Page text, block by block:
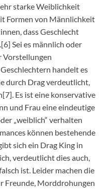
starke Weiblichkeit
Formen von Männlichkeit
dass Geschlecht
Sei es männlich oder
Vorstellungen
handelt es
durch Drag verdeutlicht,
Es ist eine konservative
und Frau eine eindeutige
„weiblich“ verhalten
können bestehende
sich ein Drag King in
verdeutlicht dies auch,
ist. Leider machen die
Freunde, Morddrohungen